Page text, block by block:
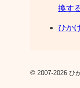
換す
ひか
© 2007-2026 ひ